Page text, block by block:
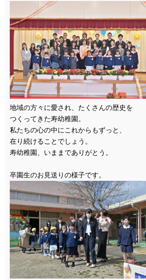
地域の方々に愛され、たくさんの歴史を
つくってきた寿幼稚園。
私たちの心の中にこれからもずっと、
在り続けることでしょう。
寿幼稚園、いままでありがとう。
卒園生のお見送りの様子です。